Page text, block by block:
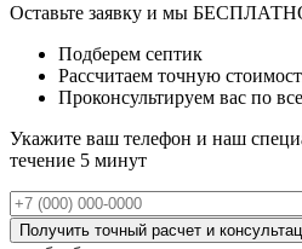
Оставьте заявку и мы
Подберем септик
Рассчитаем точную
Проконсультируем вас по
Укажите ваш телефон и наш
течение 5 минут